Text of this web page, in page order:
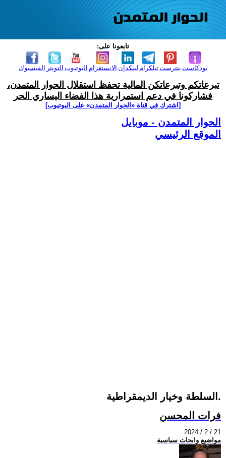
تابعونا على:
الفيسبوك التويتر اليوتيوب الانستغرام لينكدإن تيلكرامبنترست بودكاست
تبرعاتكم وتبرعاتكن المالية تحفظ استقلال الحوار المتمدن،
فشاركونا في دعم استمرارية هذا الفضاء اليساري الحر
[اشترك في قناة ‫«الحوار المتمدن» على اليوتيوب]
الحوار المتمدن - موبايل
الموقع الرئيسي
السلطة وخيار الديمقراطية.
فرات المحسن
2024 / 2 / 21
مواضيع وابحاث سياسية